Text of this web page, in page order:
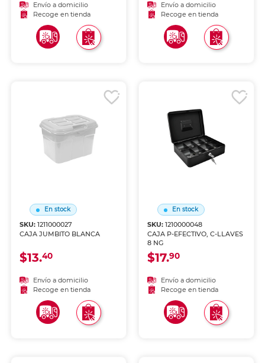
Envío a domicilio
Recoge en tienda
Envío a domicilio
Recoge en tienda
En stock
SKU:1211000027
CAJA JUMBITO BLANCA
$13.40
Envío a domicilio
Recoge en tienda
En stock
SKU: 1210000048
CAJA P-EFECTIVO, C-LLAVES
8 NG
$17.90
Envío a domicilio
Recoge en tienda